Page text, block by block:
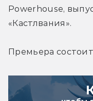
Powerhouse,
«Кастлвания».
Премьера